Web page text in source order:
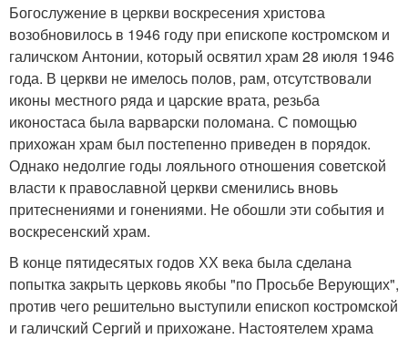
Богослужение в церкви воскресения христова
возобновилось в 1946 году при епископе костромском и
галичском Антонии, который освятил храм 28 июля 1946
года. В церкви не имелось полов, рам, отсутствовали
иконы местного ряда и царские врата, резьба
иконостаса была варварски поломана. С помощью
прихожан храм был постепенно приведен в порядок.
Однако недолгие годы лояльного отношения советской
власти к православной церкви сменились вновь
притеснениями и гонениями. Не обошли эти события и
воскресенский храм.
В конце пятидесятых годов ХХ века была сделана
попытка закрыть церковь якобы "по Просьбе Верующих",
против чего решительно выступили епископ костромской
и галичский Сергий и прихожане. Настоятелем храма